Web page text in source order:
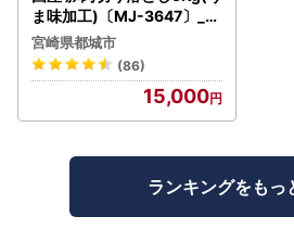
ま味加工)〔MJ-3647〕_(
都城市) 豚肉切り落とし
宮崎県都城市
(86)
15,000
ランキングをもっ